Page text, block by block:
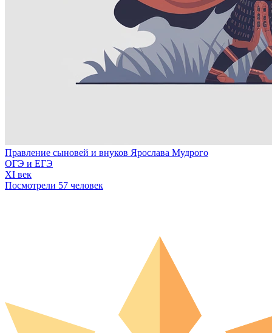
Правление сыновей и внуков Ярослава Мудрого
ОГЭ и ЕГЭ
XI век
Посмотрели 57 человек